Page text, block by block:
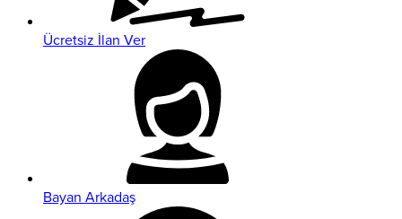
Ücretsiz İlan Ver
Bayan Arkadaş